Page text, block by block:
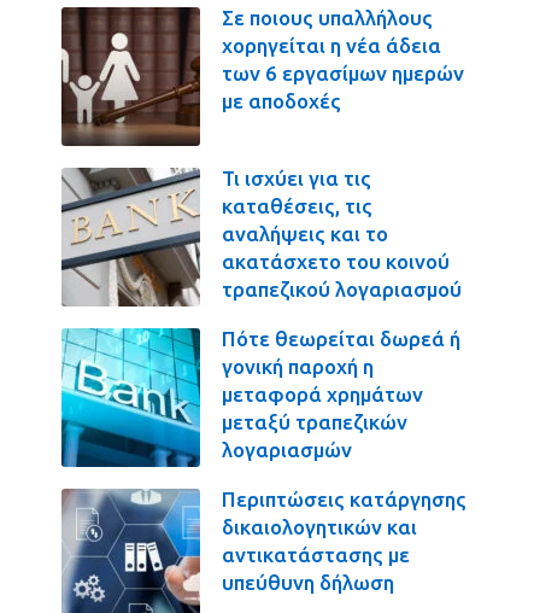
Σε ποιους υπαλλήλους
χορηγείται η νέα άδεια
των 6 εργασίμων ημερών
με αποδοχές
Τι ισχύει για τις
καταθέσεις, τις
αναλήψεις και το
ακατάσχετο του κοινού
τραπεζικού λογαριασμού
Πότε θεωρείται δωρεά ή
γονική παροχή η
μεταφορά χρημάτων
μεταξύ τραπεζικών
λογαριασμών
Περιπτώσεις κατάργησης
δικαιολογητικών και
αντικατάστασης με
υπεύθυνη δήλωση